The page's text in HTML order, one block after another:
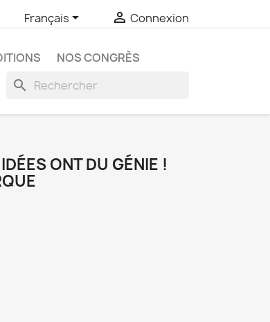
Français  Connexion
NOS CONGRÈS
search
ONT DU GÉNIE !